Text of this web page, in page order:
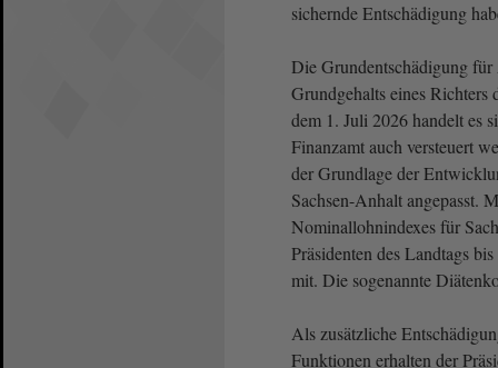
sichernde Entschädigung
Die Grundentschädigung
Grundgehalts eines
dem 1. Juli 2026 handelt es
Finanzamt auch versteuert
der Grundlage der
Sachsen-Anhalt angepasst.
Nominallohnindexes für
Präsidenten des Landtags
mit. Die sogenannte
Als zusätzliche
Funktionen erhalten der